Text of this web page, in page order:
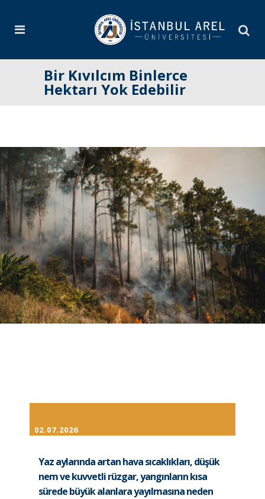
Bir Kıvılcım Binlerce
Hektarı Yok Edebilir
02.07.2026
Yaz aylarında artan hava sıcaklıkları, düşük
nem ve kuvvetli rüzgar, yangınların kısa
sürede büyük alanlara yayılmasına neden